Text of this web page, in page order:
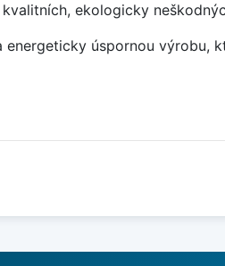
ekologicky
úspornou výrobu,